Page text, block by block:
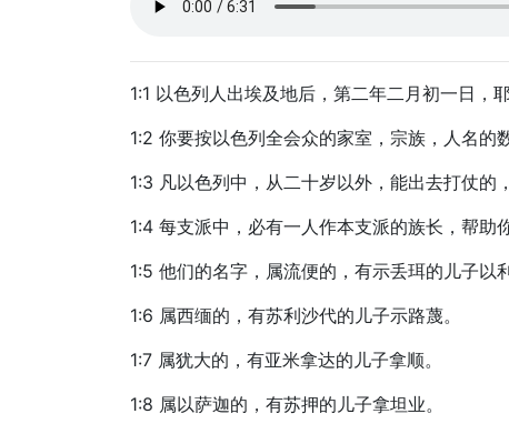
1:1 以色列人出埃及地后，第二年二月初一日，
1:2 你要按以色列全会众的家室，宗族，人名的
1:3 凡以色列中，从二十岁以外，能出去打仗的
1:4 每支派中，必有一人作本支派的族长，帮助你
1:5 他们的名字，属流便的，有示丢珥的儿子以利
1:6 属西缅的，有苏利沙代的儿子示路蔑。
1:7 属犹大的，有亚米拿达的儿子拿顺。
1:8 属以萨迦的，有苏押的儿子拿坦业。